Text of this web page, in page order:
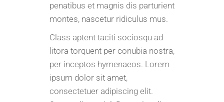
penatibus et magnis dis parturient
montes, nascetur ridiculus mus.
Class aptent taciti sociosqu ad
litora torquent per conubia nostra,
per inceptos hymenaeos. Lorem
ipsum dolor sit amet,
consectetuer adipiscing elit.